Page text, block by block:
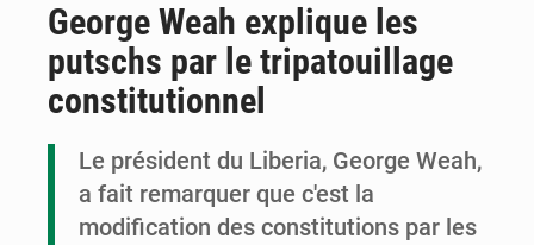
Congo : la Grande foire agricole pour renforcer la souveraineté alimentaire
Le Congo se dote d’un programme national pour valoriser les produits forestiers non ligneux
George Weah explique les
putschs par le tripatouillage
constitutionnel
Le président du Liberia, George Weah,
a fait remarquer que c'est la
modification des constitutions par les